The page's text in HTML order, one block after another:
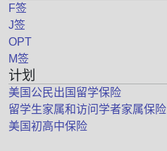
F签
J签
OPT
M签
计划
美国公民出国留学保险
留学生家属和访问学者家属保险
美国初高中保险